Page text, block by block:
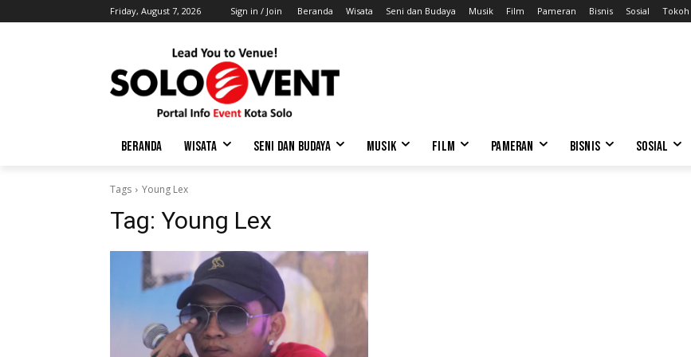
Friday, August 7, 2026 Sign in / Join Beranda Wisata Seni dan Budaya Musik Film Pameran Bisnis Sosial Tokoh
BERANDA WISATA SENI DAN BUDAYA MUSIK FILM PAMERAN BISNIS SOSIAL
Tags Young Lex
Tag: Young Lex